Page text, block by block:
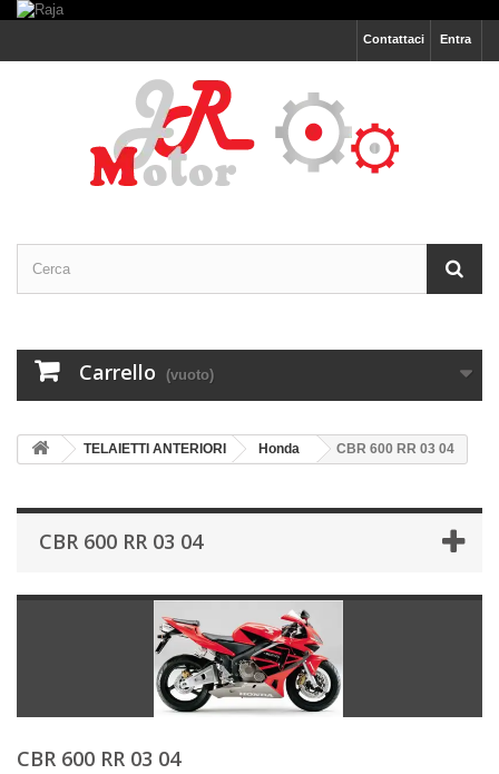
Entra
Contattaci
Carrello (vuoto)
TELAIETTI ANTERIORI Honda CBR 600 RR 03 04
CBR 600 RR 03 04
CBR 600 RR 03 04